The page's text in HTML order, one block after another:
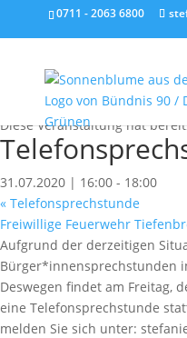
0711 - 2063 6800
« Alle Veranstaltungen
Diese Veranstaltung hat
31.07.2020 | 16:00 - 18:00
« Telefonsprechstunde
Freiwillige Feuerwehr
Aufgrund der derzeitigen
Bürger*innensprechstunden
Deswegen findet am Freitag,
eine Telefonsprechstunde
melden Sie sich unter: